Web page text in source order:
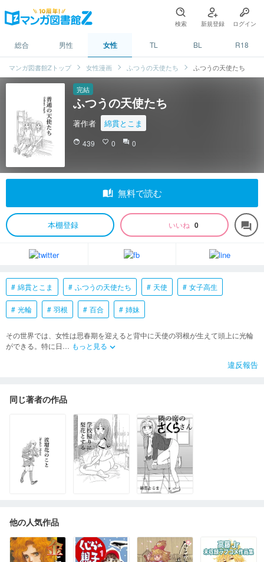
検索 新規登録 ログイン
総合 男性 女性 TL BL R18
マンガ図書館Zトップ 女性漫画 ふつうの天使たち ふつうの天使たち
完結
ふつうの天使たち
著作者 綿貫とこま
face 439 favorite_border 0 question_answer 0
auto_stories 無料で読む
本棚登録 いいね 0 forum
綿貫とこま ふつうの天使たち 天使 女子高生
光輪 羽根 百合 姉妹
その世界では、女性は思春期を迎えると背中に天使の羽根が生えて頭上に光輪
ができる。特に日… もっと見る keyboard_arrow_down
違反報告
同じ著者の作品
他の人気作品